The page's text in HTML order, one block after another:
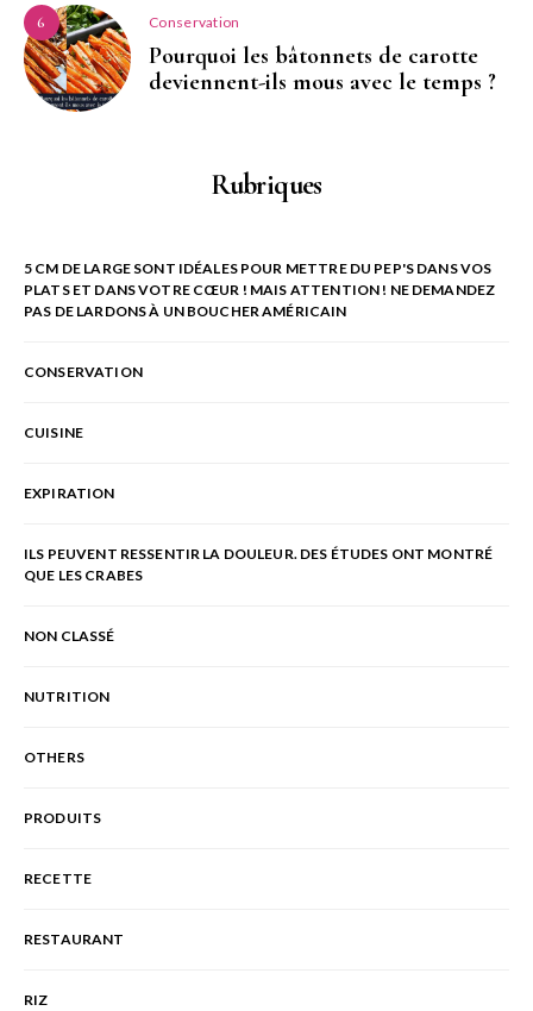
6 Conservation
Pourquoi les bâtonnets de carotte
deviennent-ils mous avec le temps ?
Rubriques
5 CM DE LARGE SONT IDÉALES POUR METTRE DU PEP'S DANS VOS
PLATS ET DANS VOTRE CŒUR ! MAIS ATTENTION ! NE DEMANDEZ
PAS DE LARDONS À UN BOUCHER AMÉRICAIN
CONSERVATION
CUISINE
EXPIRATION
ILS PEUVENT RESSENTIR LA DOULEUR. DES ÉTUDES ONT MONTRÉ
QUE LES CRABES
NON CLASSÉ
NUTRITION
OTHERS
PRODUITS
RECETTE
RESTAURANT
RIZ